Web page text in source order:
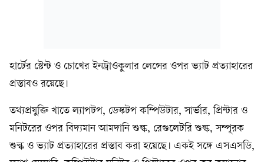
হার্টের স্টেন্ট ও চোখের ইনট্রাওকুলার লেন্সের ওপর ভ্যাট প্রত্যাহারের
প্রস্তাবও রয়েছে।
তথ্যপ্রযুক্তি খাতে ল্যাপটপ, ডেস্কটপ কম্পিউটার, সার্ভার, প্রিন্টার ও
মনিটরের ওপর বিদ্যমান আমদানি শুল্ক, রেগুলেটরি শুল্ক, সম্পূরক
শুল্ক ও ভ্যাট প্রত্যাহারের প্রস্তাব করা হয়েছে। একই সঙ্গে এসএসডি,